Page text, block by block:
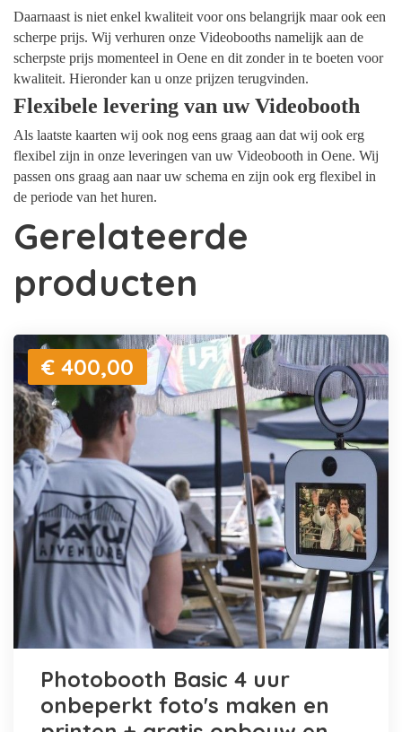
Daarnaast is niet enkel kwaliteit voor ons belangrijk maar ook een
scherpe prijs. Wij verhuren onze Videobooths namelijk aan de
scherpste prijs momenteel in Oene en dit zonder in te boeten voor
kwaliteit. Hieronder kan u onze prijzen terugvinden.
Flexibele levering van uw Videobooth
Als laatste kaarten wij ook nog eens graag aan dat wij ook erg
flexibel zijn in onze leveringen van uw Videobooth in Oene. Wij
passen ons graag aan naar uw schema en zijn ook erg flexibel in
de periode van het huren.
Gerelateerde
producten
€ 400,00
Photobooth Basic 4 uur
onbeperkt foto's maken en